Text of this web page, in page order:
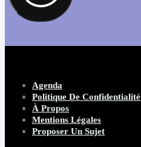
Agenda
Politique De Confidentialité
À Propos
Mentions Légales
Proposer Un Sujet